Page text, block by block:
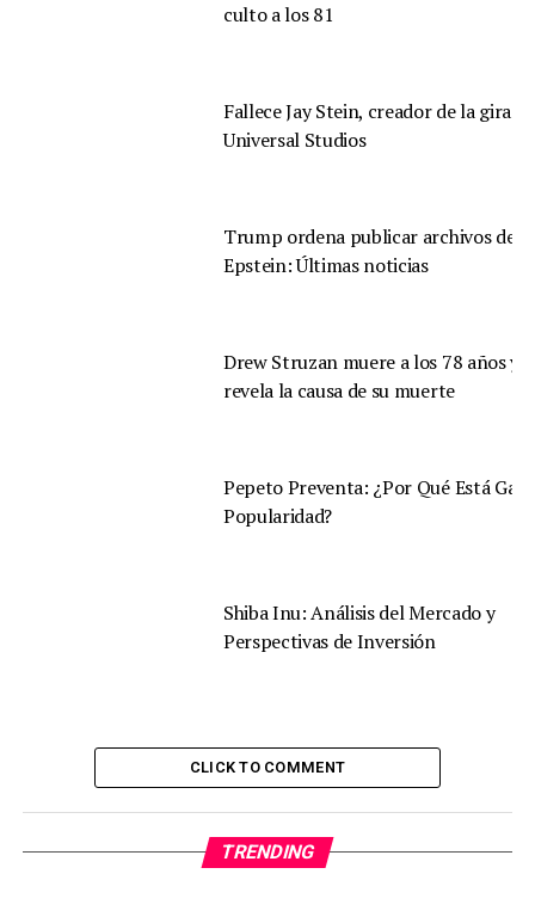
culto a los 81
Fallece Jay Stein, creador de la gira de
Universal Studios
Trump ordena publicar archivos de
Epstein: Últimas noticias
Drew Struzan muere a los 78 años y
revela la causa de su muerte
Pepeto Preventa: ¿Por Qué Está
Popularidad?
Shiba Inu: Análisis del Mercado y
Perspectivas de Inversión
CLICK TO COMMENT
TRENDING